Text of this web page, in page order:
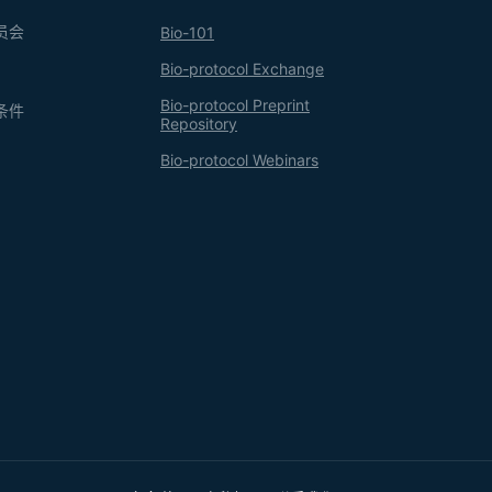
Bio-101
Bio-protocol Exchange
Bio-protocol Preprint
Repository
Bio-protocol Webinars
会
件